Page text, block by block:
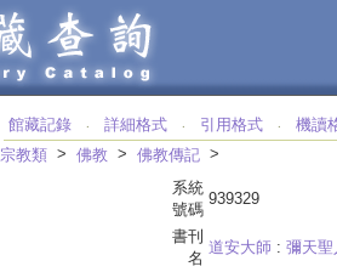
館藏記錄 ‧ 詳細格式 ‧ 引用格式 ‧
機讀
宗教類 > 佛教 > 佛教傳記 >
系統
號碼
939329
書刊
名
道安大師 : 彌天聖